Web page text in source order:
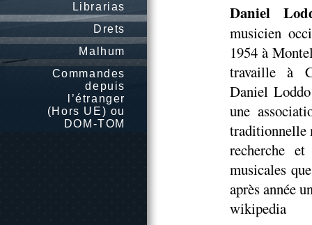
Librarias
Drets
Malhum
Commandes
depuis
l’étranger
(Hors UE) ou
DOM-TOM
Daniel
musicien
1954 à
travaille à
Daniel
une
traditionnelle
recherche
musicales
après année
wikipedia